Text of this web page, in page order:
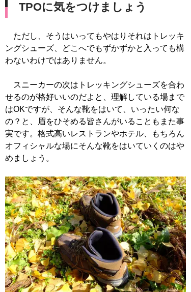
TPOに気をつけましょう
ただし、そうはいってもやはりそれはトレッキ
ングシューズ、どこへでもずかずかと入っても構
わないわけではありません。
スニーカーの次はトレッキングシューズを合わ
せるのが格好いいのだよと、理解している場まで
はOKですが、そんな靴をはいて、いったい何な
の？と、眉をひそめる皆さんがいることもまた事
実です。格式高いレストランやホテル、もちろん
オフィシャルな場にそんな靴をはいていくのはや
めましょう。